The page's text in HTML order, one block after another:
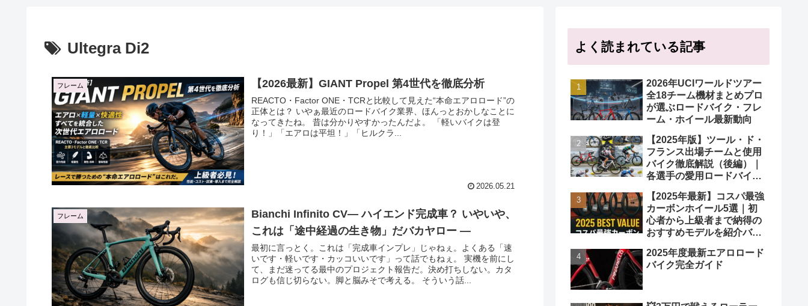
Ultegra Di2
フレーム 【2026最新】GIANT Propel 第4世代を徹底分析
REACTO・Factor ONE・TCRと比較して見えた“本命エアロロード”の
正体とは？ いやぁ最近のロードバイク業界、ほんっとおかしなことに
なってきたね。 昔は分かりやすかったんだよ。 「軽いバイクは登
り！」「エアロは平坦！」「ヒルクラ...
2026.05.21
フレーム
Bianchi Infinito CV― ハイエンド完成車？ いやいや、
これは「途中経過の生き物」だバカヤロー ―
最初に言っとく。これは「完成車インプレ」じゃねぇ。よくある「速
いです・軽いです・カッコいいです」って話でもねぇ。 実機を前にし
て、まだ迷ってる最中のプロジェクト報告だ。決め打ちしない。カタ
ログも信じ切らない。脚と脳みそで考える。 そういう話...
よく読まれている記事
2026年UCIワールドツアー
全18チーム機材まとめプロ
が選ぶロードバイク・フレ
ーム・ホイール最新動向
【2025年版】ツール・ド・
フランス出場チームと使用
バイク徹底解説（後編）｜
各選手の愛用ロードバイク
【2025年最新】コスパ最強
カーボンホイール5選｜初
心者から上級者まで納得の
おすすめモデルを紹介バカ
2025年度最新エアロロード
バイク完全ガイド